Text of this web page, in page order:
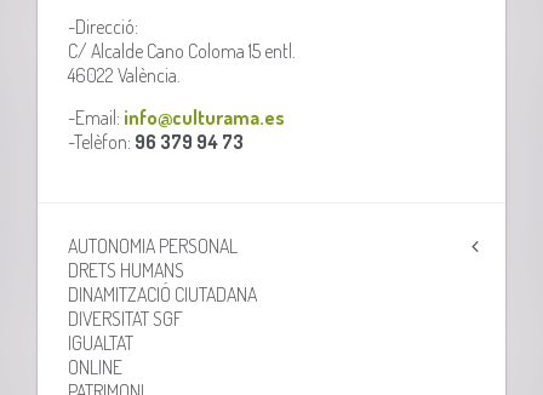
-Direcció:
C/ Alcalde Cano Coloma 15 entl.
46022 València.
-Email: info@culturama.es
-Telèfon: 96 379 94 73
AUTONOMIA PERSONAL
DRETS HUMANS
DINAMITZACIÓ CIUTADANA
DIVERSITAT SGF
IGUALTAT
ONLINE